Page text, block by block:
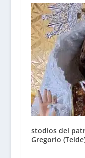
stodios del
Gregorio